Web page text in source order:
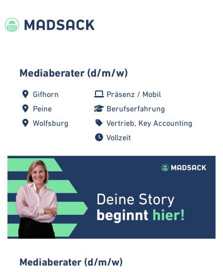
Mediaberater (d/m/w)
Gifhorn
Peine
Wolfsburg
Präsenz / Mobil
Berufserfahrung
Vertrieb, Key Accounting
Vollzeit
Mediaberater (d/m/w)